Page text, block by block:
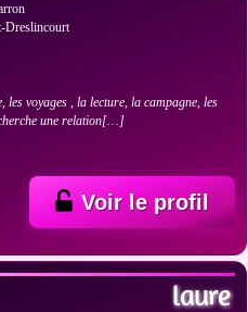
Dreslincourt
les voyages , la lecture, la campagne, les
une relation[…]
Voir le profil
laure